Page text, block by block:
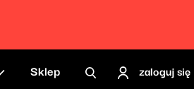
Sklep zaloguj się